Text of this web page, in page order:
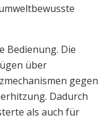
Bedienung. Die
über
gegen
Dadurch
als auch für